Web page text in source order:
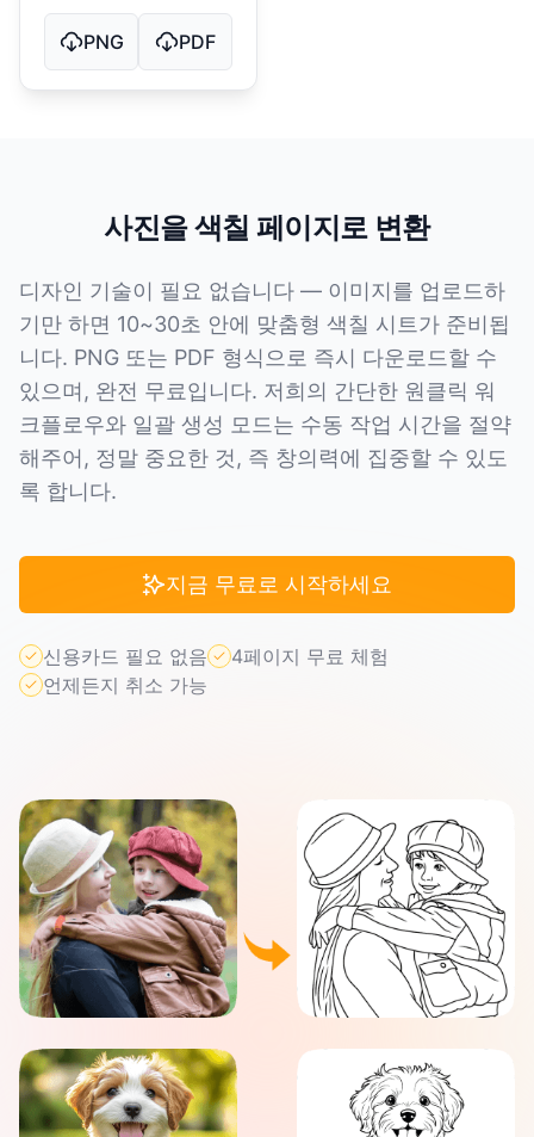
PNG PDF
사진을 색칠 페이지로 변환
디자인 기술이 필요 없습니다 — 이미지를 업로드하
기만 하면 10~30초 안에 맞춤형 색칠 시트가 준비됩
니다. PNG 또는 PDF 형식으로 즉시 다운로드할 수
있으며, 완전 무료입니다. 저희의 간단한 원클릭 워
크플로우와 일괄 생성 모드는 수동 작업 시간을 절약
해주어, 정말 중요한 것, 즉 창의력에 집중할 수 있도
록 합니다.
지금 무료로 시작하세요
신용카드 필요 없음
4페이지 무료 체험
언제든지 취소 가능